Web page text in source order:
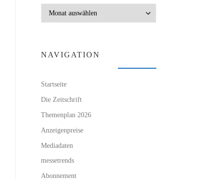
NAVIGATION
Startseite
Die Zeitschrift
Themenplan 2026
Anzeigenpreise
Mediadaten
messetrends
Abonnement